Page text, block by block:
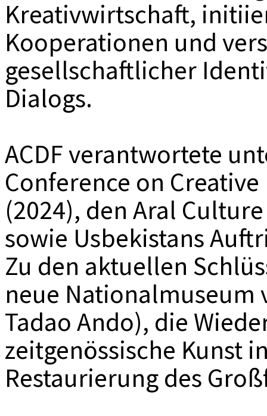
Kreativwirtschaft,
Kooperationen und
gesellschaftlicher
Dialogs.
ACDF verantwortete
Conference on
(2024), den Aral
sowie Usbekistans
Zu den aktuellen
neue Nationalmuseum
Tadao Ando), die
zeitgenössische Kunst
Restaurierung des